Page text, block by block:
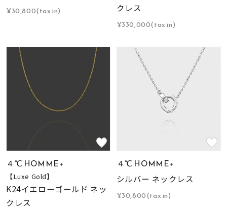
¥30,800(tax in)
クレス
¥330,000(tax in)
４℃ HOMME+
【Luxe Gold】
K24イエローゴールド ネッ
クレス
４℃ HOMME+
シルバー ネックレス
¥30,800(tax in)